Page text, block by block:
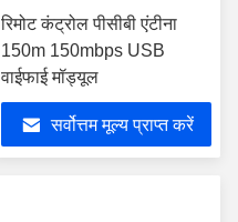
रिमोट कंट्रोल पीसीबी एंटीना
150m 150mbps USB
वाईफाई मॉड्यूल
सर्वोत्तम मूल्य प्राप्त करें